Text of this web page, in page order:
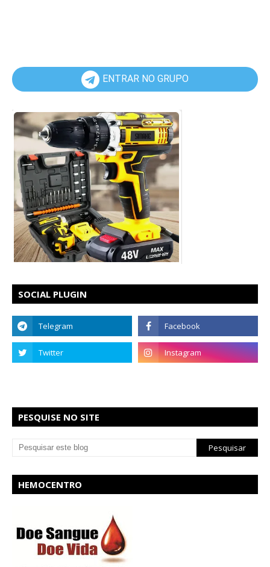
ENTRAR NO GRUPO
SOCIAL PLUGIN
PESQUISE NO SITE
HEMOCENTRO